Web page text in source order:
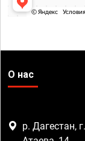
О нас
р. Дагестан,